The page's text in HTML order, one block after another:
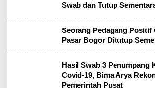
Swab dan Tutup
Seorang Pedagang Positif
Pasar Bogor Ditutup
Hasil Swab 3 Penumpang
Covid-19, Bima Arya
Pemerintah Pusat